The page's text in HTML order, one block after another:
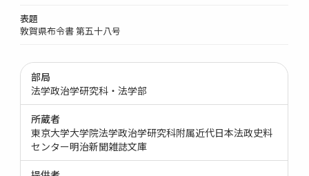
表題
敦賀県布令書 第五十八号
部局
法学政治学研究科・法学部
所蔵者
東京大学大学院法学政治学研究科附属近代日本法政史料
センター明治新聞雑誌文庫